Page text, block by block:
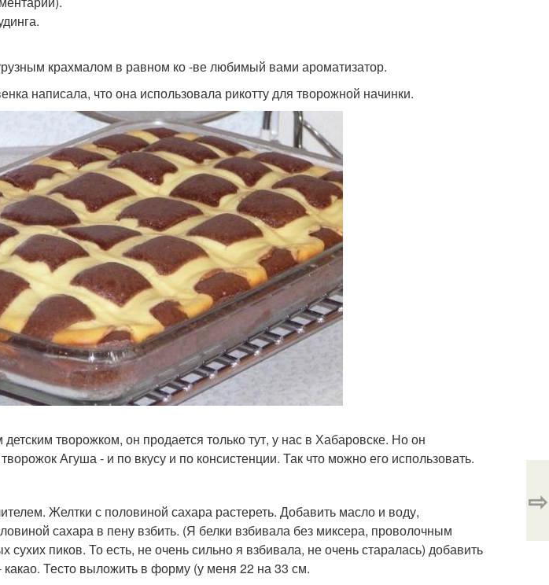
крахмалом в равном ко -ве любимый вами ароматизатор.
написала, что она использовала рикотту для творожной начинки.
творожком, он продается только тут, у нас в Хабаровске. Но он
Агуша - и по вкусу и по консистенции. Так что можно его использовать.
Желтки с половиной сахара растереть. Добавить масло и воду,
сахара в пену взбить. (Я белки взбивала без миксера, проволочным
пиков. То есть, не очень сильно я взбивала, не очень старалась) добавить
какао. Тесто выложить в форму (у меня 22 на 33 см.
⇨